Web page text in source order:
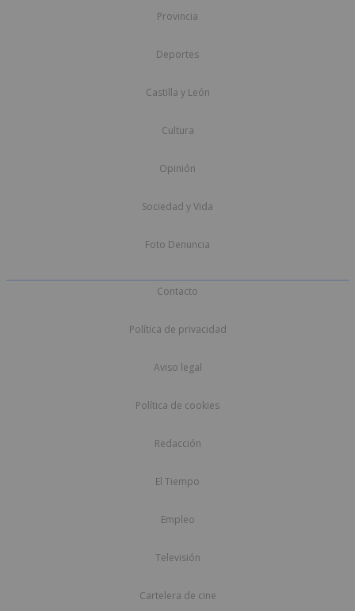
Provincia
Deportes
Castilla y León
Cultura
Opinión
Sociedad y Vida
Foto Denuncia
Contacto
Política de privacidad
Aviso legal
Política de cookies
Redacción
El Tiempo
Empleo
Televisión
Cartelera de cine